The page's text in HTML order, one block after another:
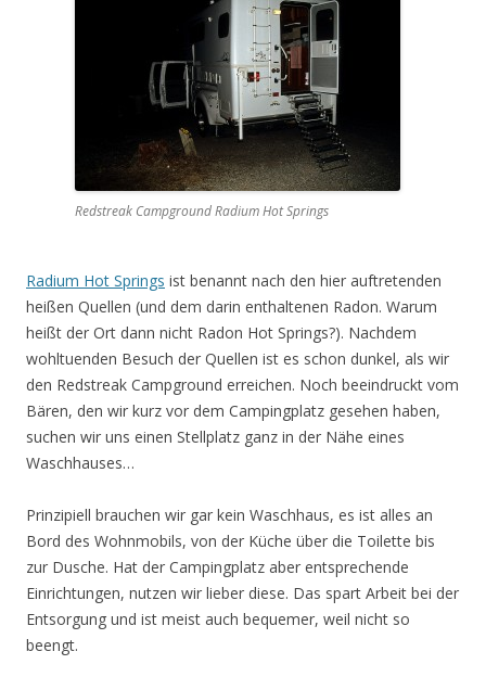
Redstreak Campground Radium Hot Springs
Radium Hot Springs ist benannt nach den hier auftretenden
heißen Quellen (und dem darin enthaltenen Radon. Warum
heißt der Ort dann nicht Radon Hot Springs?). Nachdem
wohltuenden Besuch der Quellen ist es schon dunkel, als wir
den Redstreak Campground erreichen. Noch beeindruckt vom
Bären, den wir kurz vor dem Campingplatz gesehen haben,
suchen wir uns einen Stellplatz ganz in der Nähe eines
Waschhauses…
Prinzipiell brauchen wir gar kein Waschhaus, es ist alles an
Bord des Wohnmobils, von der Küche über die Toilette bis
zur Dusche. Hat der Campingplatz aber entsprechende
Einrichtungen, nutzen wir lieber diese. Das spart Arbeit bei der
Entsorgung und ist meist auch bequemer, weil nicht so
beengt.